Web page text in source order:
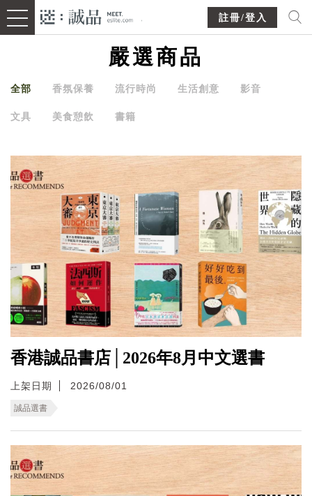
註冊/登入
嚴選商品
全部 香氛保養 流行時尚 生活創意 影音
文具 美食憩飲 書籍
香港誠品書店│2026年8月中文選書
上架日期 2026/08/01
誠品選書